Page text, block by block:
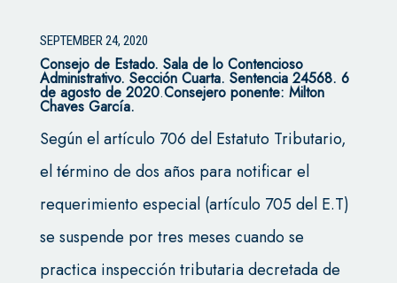
SEPTEMBER 24, 2020
Consejo de Estado. Sala de lo Contencioso
Administrativo. Sección Cuarta. Sentencia 24568. 6
de agosto de 2020.Consejero ponente: Milton
Chaves García.
Según el artículo 706 del Estatuto Tributario,
el término de dos años para notificar el
requerimiento especial (artículo 705 del E.T)
se suspende por tres meses cuando se
practica inspección tributaria decretada de